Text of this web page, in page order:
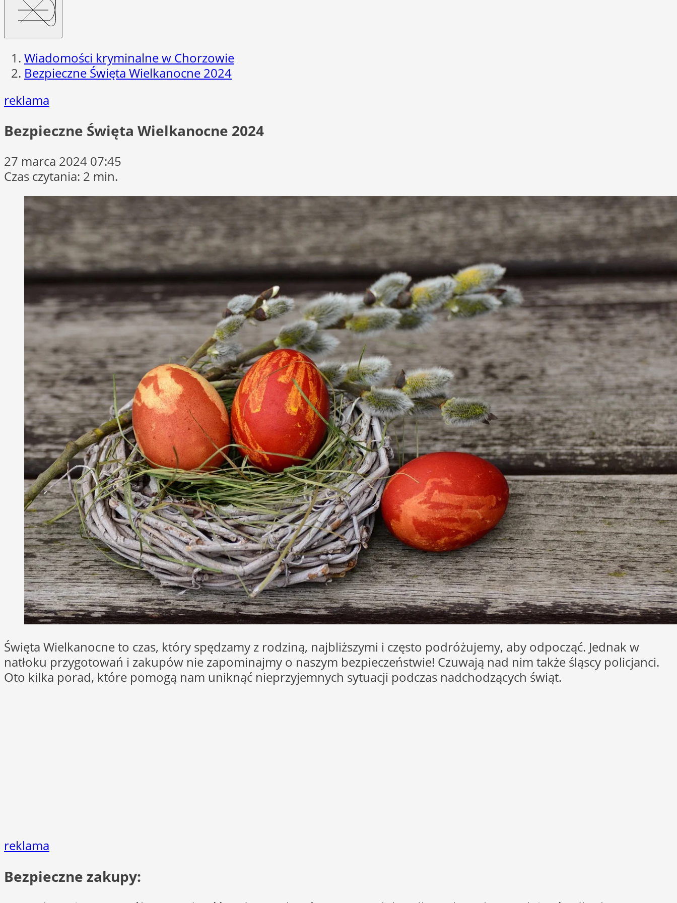
Wiadomości kryminalne w Chorzowie
Bezpieczne Święta Wielkanocne 2024
reklama
Bezpieczne Święta Wielkanocne 2024
27 marca 2024 07:45
Czas czytania: 2 min.
Święta Wielkanocne to czas, który spędzamy z rodziną, najbliższymi i często podróżujemy, aby odpocząć. Jednak w
natłoku przygotowań i zakupów nie zapominajmy o naszym bezpieczeństwie! Czuwają nad nim także śląscy policjanci.
Oto kilka porad, które pomogą nam uniknąć nieprzyjemnych sytuacji podczas nadchodzących świąt.
reklama
Bezpieczne zakupy: